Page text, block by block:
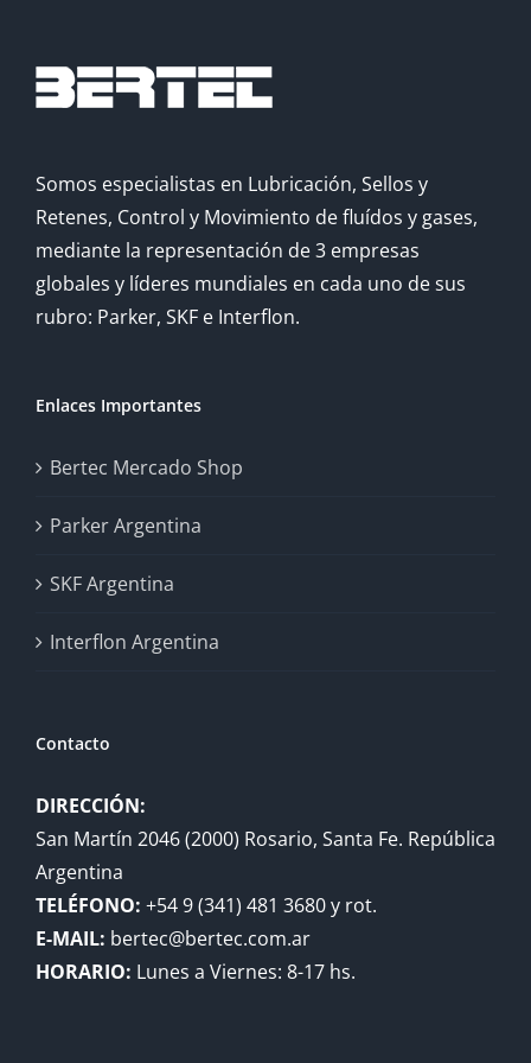
Somos especialistas en Lubricación, Sellos y
Retenes, Control y Movimiento de fluídos y gases,
mediante la representación de 3 empresas
globales y líderes mundiales en cada uno de sus
rubro: Parker, SKF e Interflon.
Enlaces Importantes
Bertec Mercado Shop
Parker Argentina
SKF Argentina
Interflon Argentina
Contacto
DIRECCIÓN:
San Martín 2046 (2000) Rosario, Santa Fe. República
Argentina
TELÉFONO: +54 9 (341) 481 3680 y rot.
E-MAIL: bertec@bertec.com.ar
HORARIO: Lunes a Viernes: 8-17 hs.